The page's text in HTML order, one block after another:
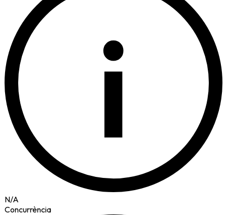
i
N/A
Concurrència